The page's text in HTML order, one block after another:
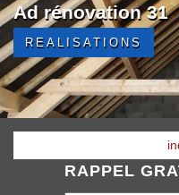
Ad rénovation 31
REALISATIONS
RAPPEL